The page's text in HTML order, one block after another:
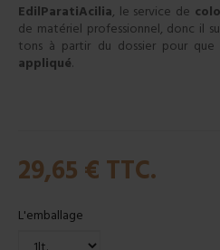
EdilParatiAcilia, le service de
de matériel professionnel, donc il
tons à partir du dossier pour
appliqué.
29,65 € TTC.
L'emballage